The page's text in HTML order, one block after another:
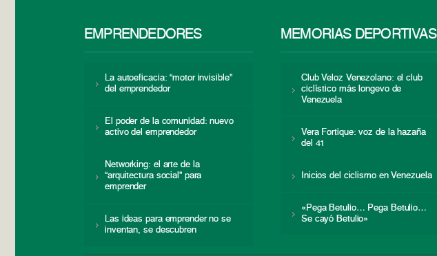
EMPRENDEDORES
La autoeficacia: “motor invisible”
del emprendedor
El poder de la comunidad: nuevo
activo del emprendedor
Networking: el arte de la
“arquitectura social” para
emprender
Las ideas para emprender no se
inventan, se descubren
MEMORIAS DEPORTIVAS
Club Veloz Venezolano: el club
ciclístico más longevo de
Venezuela
Vera Fortique: voz de la hazaña
del 41
Inicios del ciclismo en Venezuela
«Pega Betulio… Pega Betulio…
Se cayó Betulio»